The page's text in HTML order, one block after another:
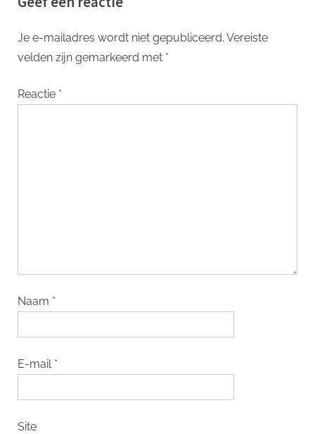
Je e-mailadres wordt niet gepubliceerd. Vereiste
velden zijn gemarkeerd met *
Reactie *
Naam *
E-mail *
Site